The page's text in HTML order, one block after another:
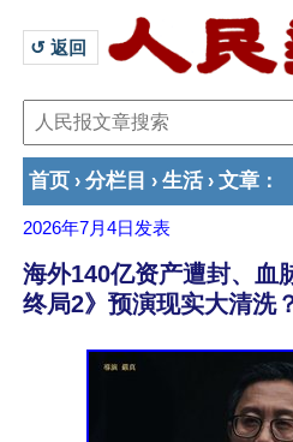
↺ 返回
首页 › 分栏目 › 生活 › 文章 ：
2026年7月4日 发表
海外140亿资产遭封、血
终局2》预演现实大清洗